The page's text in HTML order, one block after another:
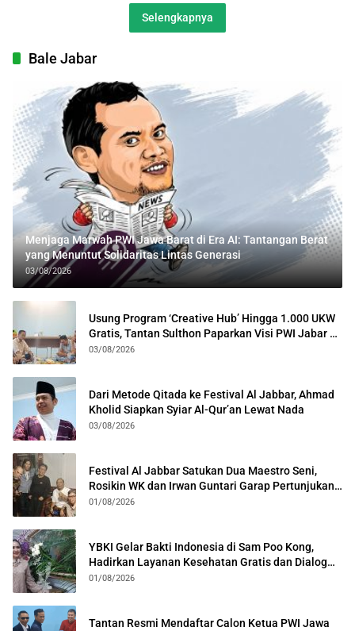
Selengkapnya
Bale Jabar
Menjaga Marwah PWI Jawa Barat di Era AI: Tantangan Berat
yang Menuntut Solidaritas Lintas Generasi
03/08/2026
Usung Program ‘Creative Hub’ Hingga 1.000 UKW
Gratis, Tantan Sulthon Paparkan Visi PWI Jabar di
Kota Bogor
03/08/2026
Dari Metode Qitada ke Festival Al Jabbar, Ahmad
Kholid Siapkan Syiar Al-Qur’an Lewat Nada
03/08/2026
Festival Al Jabbar Satukan Dua Maestro Seni,
Rosikin WK dan Irwan Guntari Garap Pertunjukan
Kolosal
01/08/2026
YBKI Gelar Bakti Indonesia di Sam Poo Kong,
Hadirkan Layanan Kesehatan Gratis dan Dialog
Kebangsaan
01/08/2026
Tantan Resmi Mendaftar Calon Ketua PWI Jawa